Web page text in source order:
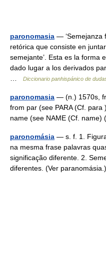
paronomasia — ‘Semejanza
retórica que consiste en
semejante’. Esta es la forma
dado lugar a los derivados
Diccionario panhispánico de
paronomasia — (n.) 1570s,
from par (see PARA (Cf.
name (see NAME (Cf.
paronomásia — s. f. 1.
na mesma frase palavras
significação diferente. 2.
diferentes. (Ver